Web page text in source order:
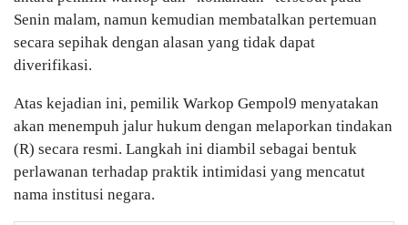
Senin malam, namun kemudian membatalkan pertemuan
secara sepihak dengan alasan yang tidak dapat
diverifikasi.
Atas kejadian ini, pemilik Warkop Gempol9 menyatakan
akan menempuh jalur hukum dengan melaporkan tindakan
(R) secara resmi. Langkah ini diambil sebagai bentuk
perlawanan terhadap praktik intimidasi yang mencatut
nama institusi negara.